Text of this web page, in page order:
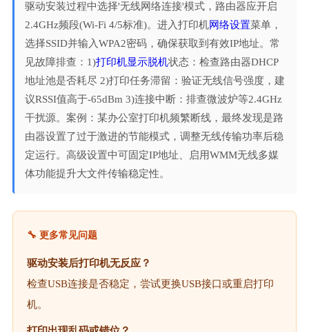
驱动安装过程中选择'无线网络连接'模式，路由器应开启
2.4GHz频段(Wi-Fi 4/5标准)。进入打印机网络设置菜单，
选择SSID并输入WPA2密码，确保获取到有效IP地址。常
见故障排查：1)打印机显示脱机状态：检查路由器DHCP
地址池是否耗尽 2)打印任务滞留：验证无线信号强度，建
议RSSI值高于-65dBm 3)连接中断：排查微波炉等2.4GHz
干扰源。案例：某办公室打印机频繁断线，最终发现是路
由器设置了过于激进的节能模式，调整无线传输功率后稳
定运行。高级设置中可固定IP地址、启用WMM无线多媒
体功能提升大文件传输稳定性。
🔧 更多常见问题
驱动安装后打印机无反应？
检查USB连接是否稳定，尝试更换USB接口或重启打印
机。